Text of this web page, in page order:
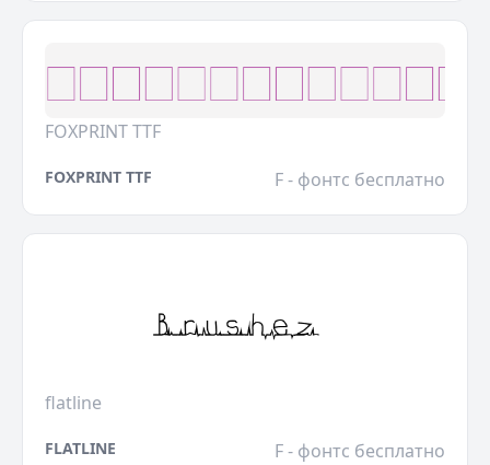
FOXPRINT TTF
FOXPRINT TTF F - фонтс бесплатно
flatline
FLATLINE F - фонтс бесплатно